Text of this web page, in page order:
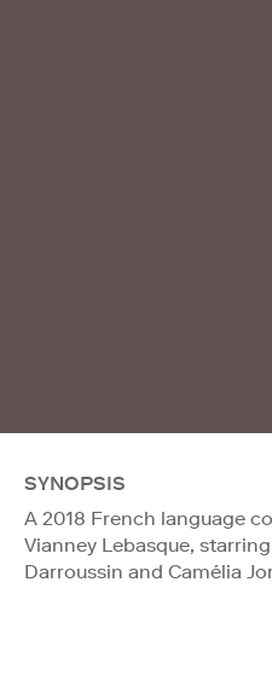
SYNOPSIS
A 2018 French language
Vianney Lebasque,
Darroussin and Camélia